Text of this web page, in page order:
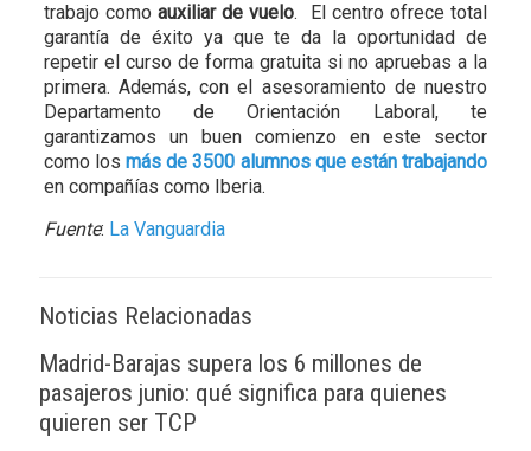
trabajo comoauxiliar de vuelo. El centro ofrece total
garantía de éxito ya que te da la oportunidad de
repetir el curso de forma gratuita si no apruebas a la
primera. Además, con el asesoramiento de nuestro
Departamento de Orientación Laboral, te
garantizamos un buen comienzo en este sector
como losmás de 3500 alumnos que están trabajando
en compañías como Iberia.
Fuente: La Vanguardia
Noticias Relacionadas
Madrid-Barajas supera los 6 millones de
pasajeros junio: qué significa para quienes
quieren ser TCP